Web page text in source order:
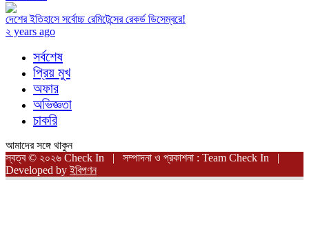
দেশের ইতিহাসে সর্বোচ্চ রেমিটেন্সের রেকর্ড ডিসেম্বরে!
২ years ago
সর্বশেষ
প্রিয় মুখ
অফার
অভিজ্ঞতা
চাকরি
আমাদের সঙ্গে থাকুন
স্বত্ব © ২০২৬ Check In | সম্পাদনা ও প্রকাশনা : Team Check In |
Developed byইবিপণন